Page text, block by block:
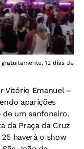
12 dias de
Vitório Emanuel –
aparições
um sanfoneiro.
da Praça da Cruz
25 haverá o show